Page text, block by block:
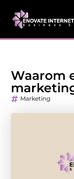
Waarom
Marketing